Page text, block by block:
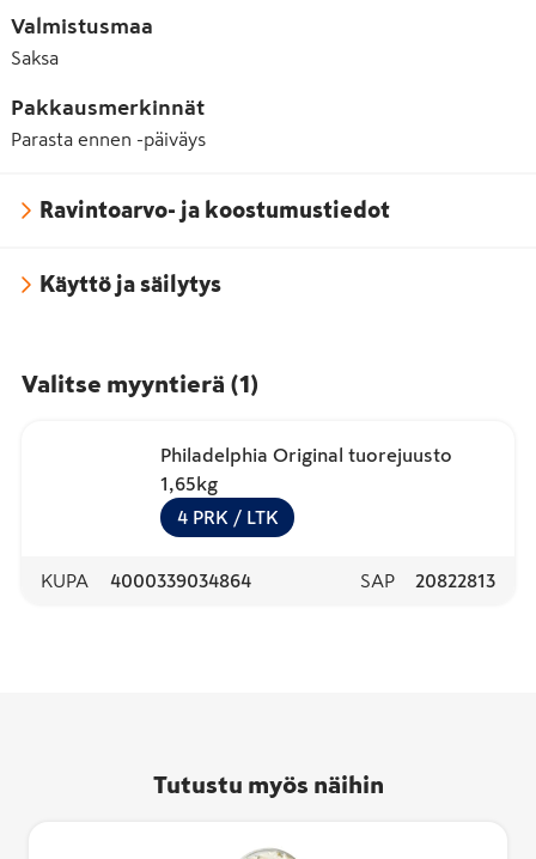
Valmistusmaa
Saksa
Pakkausmerkinnät
Parasta ennen -päiväys
Ravintoarvo- ja koostumustiedot
Käyttö ja säilytys
Valitse myyntierä (1)
Philadelphia Original tuorejuusto
1,65kg
4 PRK / LTK
KUPA 4000339034864 SAP 20822813
Tutustu myös näihin